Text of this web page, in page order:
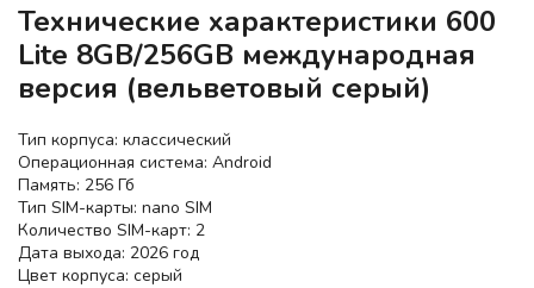
Технические характеристики 600
Lite 8GB/256GB международная
версия (вельветовый серый)
Тип корпуса: классический
Операционная система: Android
Память: 256 Гб
Тип SIM-карты: nano SIM
Количество SIM-карт: 2
Дата выхода: 2026 год
Цвет корпуса: серый